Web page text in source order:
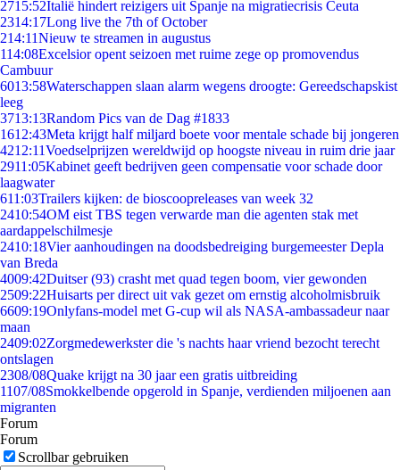
2715:52Italië hindert reizigers uit Spanje na migratiecrisis Ceuta
2314:17Long live the 7th of October
214:11Nieuw te streamen in augustus
114:08Excelsior opent seizoen met ruime zege op promovendus
Cambuur
6013:58Waterschappen slaan alarm wegens droogte: Gereedschapskist
leeg
3713:13Random Pics van de Dag #1833
1612:43Meta krijgt half miljard boete voor mentale schade bij jongeren
4212:11Voedselprijzen wereldwijd op hoogste niveau in ruim drie jaar
2911:05Kabinet geeft bedrijven geen compensatie voor schade door
laagwater
611:03Trailers kijken: de bioscoopreleases van week 32
2410:54OM eist TBS tegen verwarde man die agenten stak met
aardappelschilmesje
2410:18Vier aanhoudingen na doodsbedreiging burgemeester Depla
van Breda
4009:42Duitser (93) crasht met quad tegen boom, vier gewonden
2509:22Huisarts per direct uit vak gezet om ernstig alcoholmisbruik
6609:19Onlyfans-model met G-cup wil als NASA-ambassadeur naar
maan
2409:02Zorgmedewerkster die 's nachts haar vriend bezocht terecht
ontslagen
2308/08Quake krijgt na 30 jaar een gratis uitbreiding
1107/08Smokkelbende opgerold in Spanje, verdienden miljoenen aan
migranten
Forum
Forum
Scrollbar gebruiken